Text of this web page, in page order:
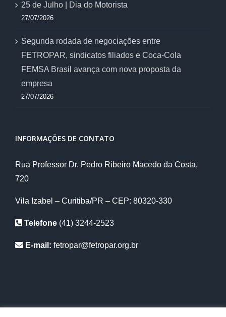
25 de Julho | Dia do Motorista
27/07/2026
Segunda rodada de negociações entre
FETROPAR, sindicatos filiados e Coca-Cola
FEMSA Brasil avança com nova proposta da
empresa
27/07/2026
INFORMAÇÕES DE CONTATO
Rua Professor Dr. Pedro Ribeiro Macedo da Costa,
720
Vila Izabel – Curitiba/PR – CEP: 80320-330
Telefone (41) 3244-2523
E-mail: fetropar@fetropar.org.br